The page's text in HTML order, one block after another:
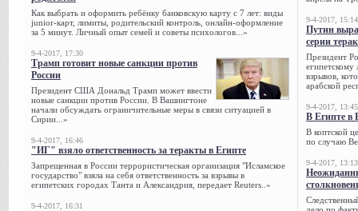
Как выбрать и оформить ребёнку банковскую карту с 7 лет: виды
junior-карт, лимиты, родительский контроль, онлайн-оформление
за 5 минут. Личный опыт семей и советы психологов...»
9-4-2017, 17:30
Трамп готовит новые санкции против
России
Президент США Дональд Трамп может ввести
новые санкции против России. В Вашингтоне
начали обсуждать ограничительные меры в связи ситуацией в
Сирии...»
9-4-2017, 16:46
"ИГ" взяло ответственность за теракты в Египте
Запрещенная в России террористическая организация "Исламское
государство" взяла на себя ответственность за взрывы в
египетских городах Танта и Александрия, передает Reuters..»
9-4-2017, 16:31
9-4-2017, 15:14
Путин
серии
Президент
египетскому
взрывов,
арабской
9-4-2017, 13:45
В Египте в
В коптской
по случаю
9-4-2017, 13:13